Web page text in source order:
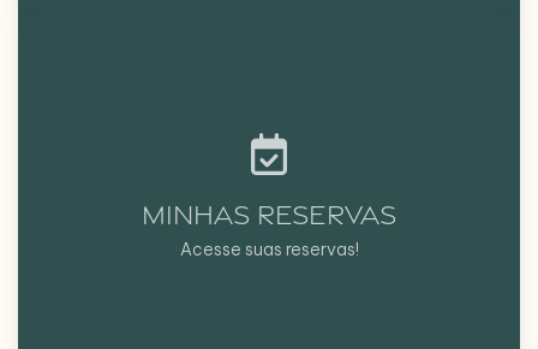
MINHAS RESERVAS
Acesse suas reservas!